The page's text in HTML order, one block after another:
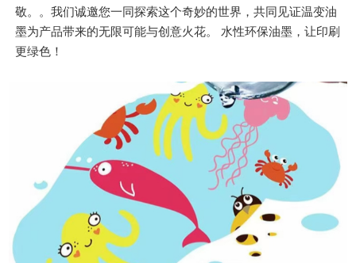
敬。。我们诚邀您一同探索这个奇妙的世界，共同见证温变油
墨为产品带来的无限可能与创意火花。 水性环保油墨，让印刷
更绿色！